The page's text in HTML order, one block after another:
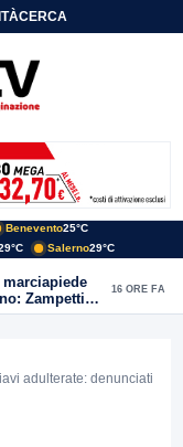
CERCA
Benevento25°C
Salerno29°C
Zampetti e
16 ORE FA
adulterate: denunciati